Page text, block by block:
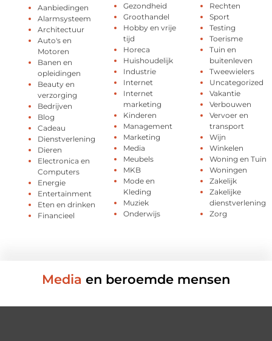
Aanbiedingen
Alarmsysteem
Architectuur
Auto's en
Motoren
Banen en
opleidingen
Beauty en
verzorging
Bedrijven
Blog
Cadeau
Dienstverlening
Dieren
Electronica en
Computers
Energie
Entertainment
Eten en drinken
Financieel
Gezondheid
Groothandel
Hobby en vrije
tijd
Horeca
Huishoudelijk
Industrie
Internet
Internet
marketing
Kinderen
Management
Marketing
Media
Meubels
MKB
Mode en
Kleding
Muziek
Onderwijs
Rechten
Sport
Testing
Toerisme
Tuin en
buitenleven
Tweewielers
Uncategorized
Vakantie
Verbouwen
Vervoer en
transport
Wijn
Winkelen
Woning en Tuin
Woningen
Zakelijk
Zakelijke
dienstverlening
Zorg
Media en beroemde mensen